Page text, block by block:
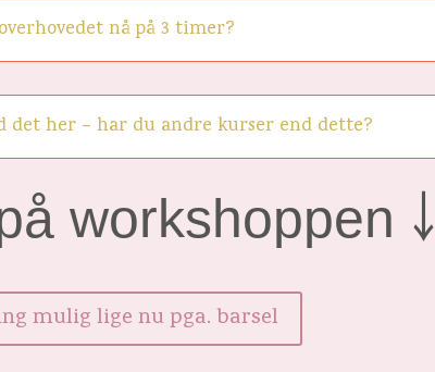
nå på 3 timer?
her – har du andre kurser end dette?
workshoppen ￬
mulig lige nu pga. barsel